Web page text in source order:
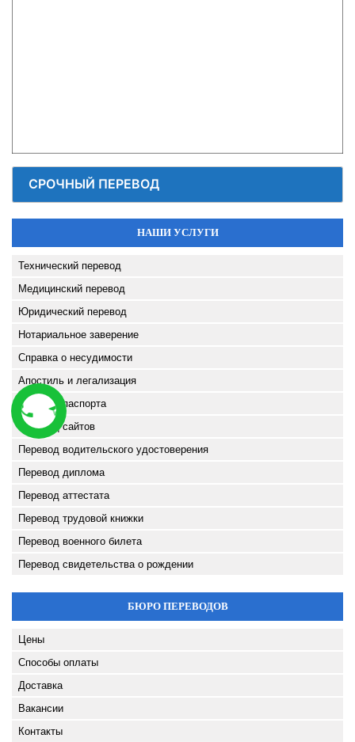
СРОЧНЫЙ ПЕРЕВОД
НАШИ УСЛУГИ
Технический перевод
Медицинский перевод
Юридический перевод
Нотариальное заверение
Справка о несудимости
Апостиль и легализация
Перевод паспорта
Перевод сайтов
Перевод водительского удостоверения
Перевод диплома
Перевод аттестата
Перевод трудовой книжки
Перевод военного билета
Перевод свидетельства о рождении
БЮРО ПЕРЕВОДОВ
Цены
Способы оплаты
Доставка
Вакансии
Контакты